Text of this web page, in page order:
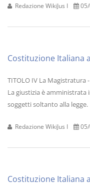
Redazione WikiJus I
Costituzione Italiana
TITOLO IV La Magistratura
La giustizia è amministrata
soggetti soltanto alla legge.
Redazione WikiJus I
Costituzione Italiana